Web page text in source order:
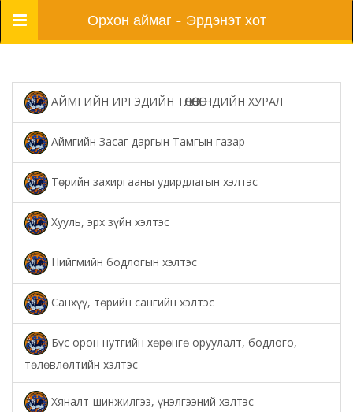
Цэс Орхон аймаг - Эрдэнэт хот
АЙМГИЙН ИРГЭДИЙН ТӨЛӨӨЛӨГЧДИЙН ХУРАЛ
Аймгийн Засаг даргын Тамгын газар
Төрийн захиргааны удирдлагын хэлтэс
Хууль, эрх зүйн хэлтэс
Нийгмийн бодлогын хэлтэс
Санхүү, төрийн сангийн хэлтэс
Бүс орон нутгийн хөрөнгө оруулалт, бодлого,
төлөвлөлтийн хэлтэс
Хяналт-шинжилгээ, үнэлгээний хэлтэс